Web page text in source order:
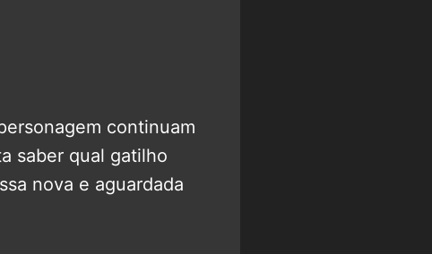
continuam
saber qual gatilho
nova e aguardada